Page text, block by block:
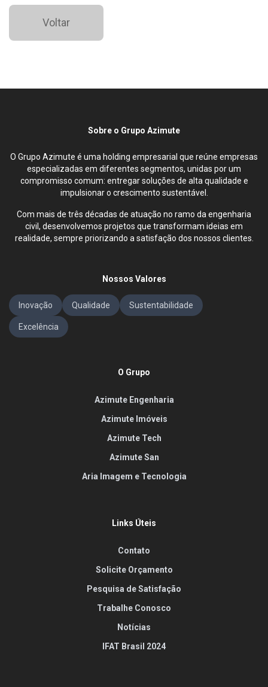
Voltar
Sobre o Grupo Azimute
O Grupo Azimute é uma holding empresarial que reúne empresas
especializadas em diferentes segmentos, unidas por um
compromisso comum: entregar soluções de alta qualidade e
impulsionar o crescimento sustentável.
Com mais de três décadas de atuação no ramo da engenharia
civil, desenvolvemos projetos que transformam ideias em
realidade, sempre priorizando a satisfação dos nossos clientes.
Nossos Valores
Inovação Qualidade Sustentabilidade
Excelência
O Grupo
Azimute Engenharia
Azimute Imóveis
Azimute Tech
Azimute San
Aria Imagem e Tecnologia
Links Úteis
Contato
Solicite Orçamento
Pesquisa de Satisfação
Trabalhe Conosco
Notícias
IFAT Brasil 2024